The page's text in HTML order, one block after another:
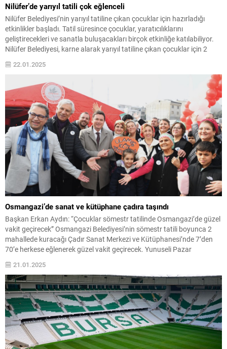
Nilüfer’de yarıyıl tatili çok eğlenceli
Nilüfer Belediyesi’nin yarıyıl tatiline çıkan çocuklar için hazırladığı
etkinlikler başladı. Tatil süresince çocuklar, yaratıcılıklarını
geliştirecekleri ve sanatla buluşacakları birçok etkinliğe katılabiliyor.
Nilüfer Belediyesi, karne alarak yarıyıl tatiline çıkan çocuklar için 2
yaş arası çocuklar, tatilde birbirinden farklı atölyelerle hem yeni
22.01.2025
Osmangazi’de sanat ve kütüphane çadıra taşındı
Başkan Erkan Aydın: “Çocuklar sömestr tatilinde Osmangazi’de güzel
vakit geçirecek” Osmangazi Belediyesi’nin sömestr tatili boyunca 2
mahallede kuracağı Çadır Sanat Merkezi ve Kütüphanesi’nde 7’den
70’e herkese eğlenerek güzel vakit geçirecek. Yunuseli Pazar
açılışını Osmangazi Belediye Başkanı Erkan Aydın düzenlenen törenle
gerçekleştirdi. Göreve...
21.01.2025